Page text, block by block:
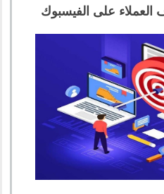
العملاء على الفيسبوك